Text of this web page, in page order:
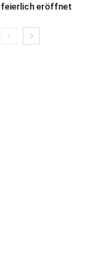
feierlich eröffnet